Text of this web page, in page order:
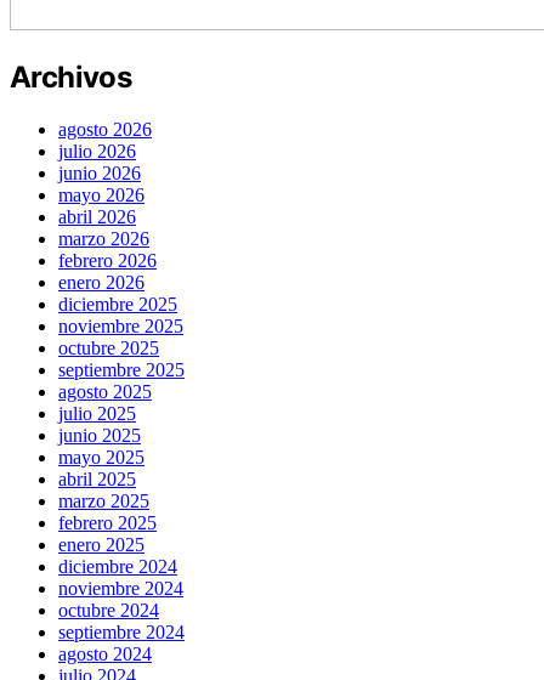
Archivos
agosto 2026
julio 2026
junio 2026
mayo 2026
abril 2026
marzo 2026
febrero 2026
enero 2026
diciembre 2025
noviembre 2025
octubre 2025
septiembre 2025
agosto 2025
julio 2025
junio 2025
mayo 2025
abril 2025
marzo 2025
febrero 2025
enero 2025
diciembre 2024
noviembre 2024
octubre 2024
septiembre 2024
agosto 2024